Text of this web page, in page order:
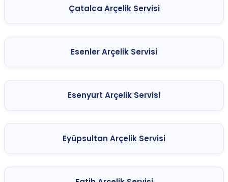
Çatalca Arçelik Servisi
Esenler Arçelik Servisi
Esenyurt Arçelik Servisi
Eyüpsultan Arçelik Servisi